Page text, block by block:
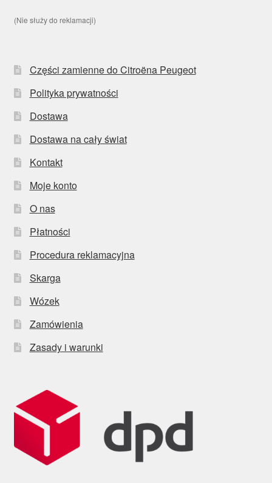
(Nie służy do reklamacji)
Części zamienne do Citroëna Peugeot
Polityka prywatności
Dostawa
Dostawa na cały świat
Kontakt
Moje konto
O nas
Płatności
Procedura reklamacyjna
Skarga
Wózek
Zamówienia
Zasady i warunki